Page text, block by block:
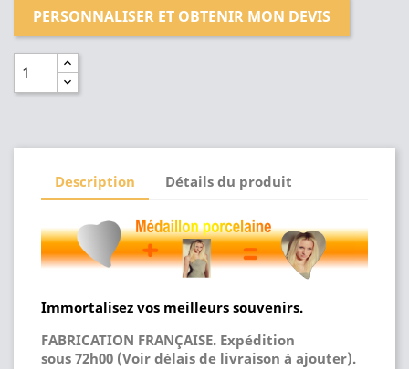
PERSONNALISER ET OBTENIR MON DEVIS
Description Détails du produit
Immortalisez vos meilleurs souvenirs.
FABRICATION FRANÇAISE. Expédition
sous 72h00 (Voir délais de livraison à ajouter).